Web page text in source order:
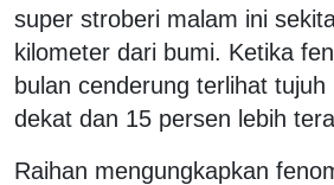
super stroberi malam ini
kilometer dari bumi. Ketika
bulan cenderung terlihat tujuh
dekat dan 15 persen lebih
Raihan mengungkapkan